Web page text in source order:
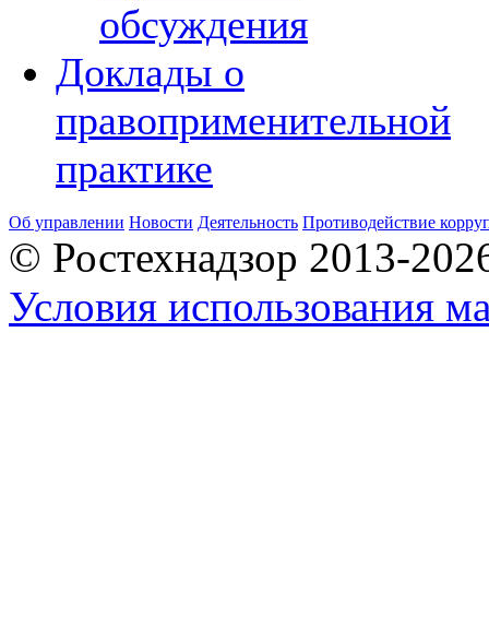
обсуждения
Доклады о
правоприменительной
практике
Об управлении Новости Деятельность Противодействие
© Ростехнадзор 2013-
Условия использования